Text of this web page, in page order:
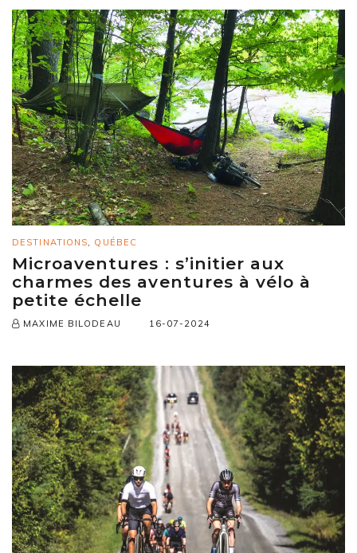
DESTINATIONS, QUÉBEC
Microaventures : s’initier aux
charmes des aventures à vélo à
petite échelle
MAXIME BILODEAU 16-07-2024